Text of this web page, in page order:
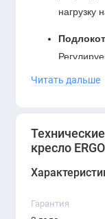
нагрузку
высоты
Читать дальше
кресло
Гарантия